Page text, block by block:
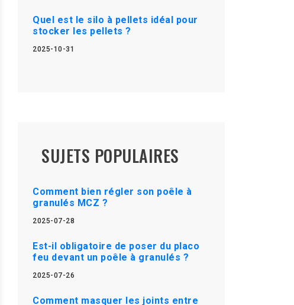
Quel est le silo à pellets idéal pour
stocker les pellets ?
2025-10-31
SUJETS POPULAIRES
Comment bien régler son poêle à
granulés MCZ ?
2025-07-28
Est-il obligatoire de poser du placo
feu devant un poêle à granulés ?
2025-07-26
Comment masquer les joints entre